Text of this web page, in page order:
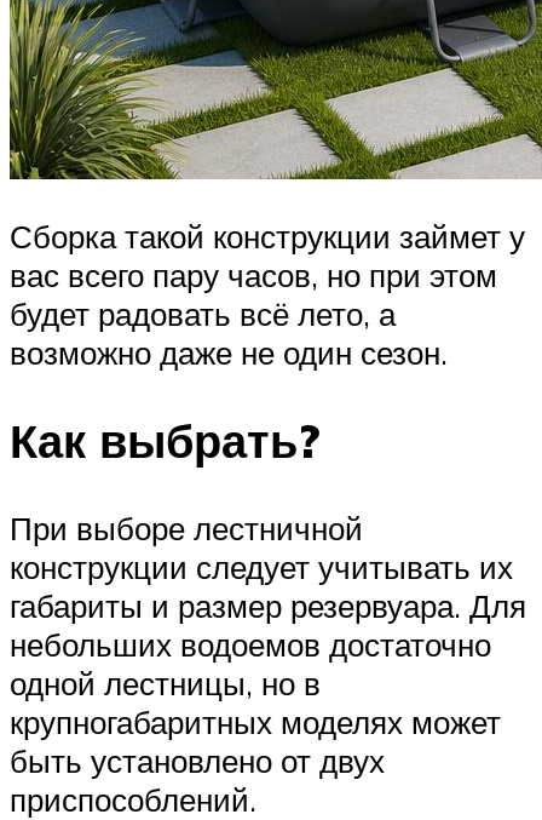
Сборка такой конструкции займет у
вас всего пару часов, но при этом
будет радовать всё лето, а
возможно даже не один сезон.
Как выбрать?
При выборе лестничной
конструкции следует учитывать их
габариты и размер резервуара. Для
небольших водоемов достаточно
одной лестницы, но в
крупногабаритных моделях может
быть установлено от двух
приспособлений.